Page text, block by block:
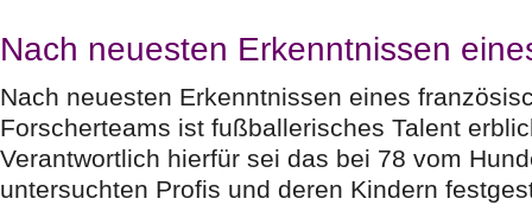
Nach neuesten Erkenntnissen
Nach neuesten Erkenntnissen eines
Forscherteams ist fußballerisches Talent
Verantwortlich hierfür sei das bei 78 vom
untersuchten Profis und deren Kindern